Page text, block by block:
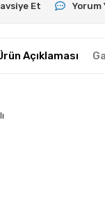
Et Yorum
Açıklaması